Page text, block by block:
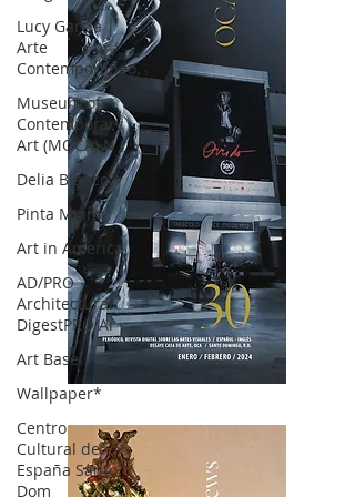
Lucy García |
Arte
Contemporáneo.
Museum of
Contemporary
Art (MOCA) N
Delia Blanco
Pinta Miami
Art in America
AD/PRO
Architectural
DigestPRO Ar
Art Basel
Wallpaper*
Centro
Cultural de
España Santo
Dom
OCA|News 30 /Enero-Febrero / 2024